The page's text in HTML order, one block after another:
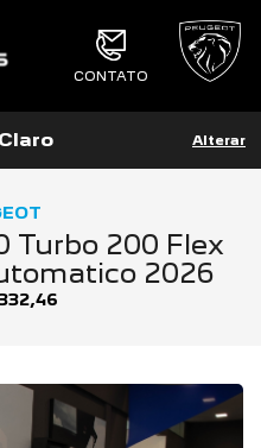
CONTATO
Alterar
Turbo 200 Flex
2026